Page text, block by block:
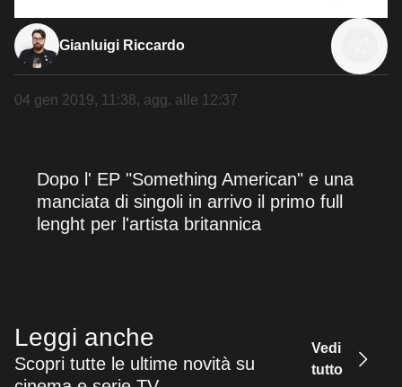
Gianluigi Riccardo
04 gen 2019, 11:38, agg. alle 12:37
Dopo l' EP "Something American" e una
manciata di singoli in arrivo il primo full
lenght per l'artista britannica
Leggi anche
Scopri tutte le ultime novità su
Vedi
tutto